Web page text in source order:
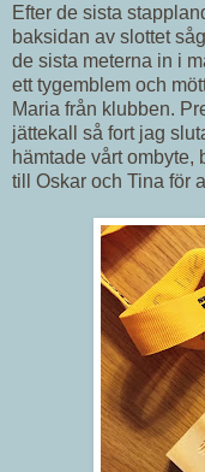
Efter de sista
baksidan av slottet
de sista meterna in i
ett tygemblem och
Maria från klubben.
jättekall så fort jag
hämtade vårt ombyte,
till Oskar och Tina för